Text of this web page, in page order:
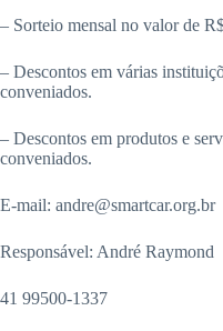
– Sorteio mensal no valor de
– Descontos em várias
conveniados.
– Descontos em produtos e
conveniados.
E-mail: andre@smartcar.org.br
Responsável: André Raymond
41 99500-1337